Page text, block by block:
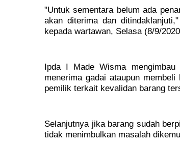
"Untuk sementara belum ada
akan diterima dan
kepada wartawan, Selasa (8/9/
Ipda I Made Wisma
menerima gadai ataupun
pemilik terkait kevalidan barang
Selanjutnya jika barang sudah
tidak menimbulkan masalah